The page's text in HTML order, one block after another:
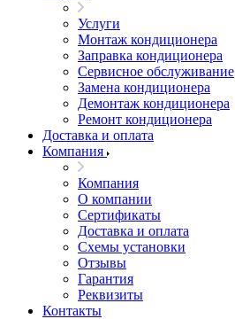
Услуги
Монтаж кондиционера
Заправка кондиционера
Сервисное обслуживание
Замена кондиционера
Демонтаж кондиционера
Ремонт кондиционера
Доставка и оплата
Компания
Компания
О компании
Сертификаты
Доставка и оплата
Схемы установки
Отзывы
Гарантия
Реквизиты
Контакты